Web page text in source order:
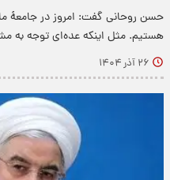
حسن روحانی گفت: امروز در جامعهٔ
هستیم. مثل اینکه عده‌ای توجه به
۲۶ آذر ۱۴۰۴